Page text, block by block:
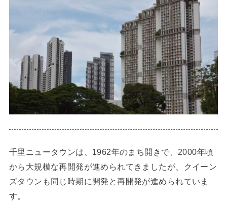
千里ニュータウンは、1962年のまち開きで、2000年頃
から大規模な再開発が進められてきましたが、クイーン
ズタウンも同じ時期に開発と再開発が進められていま
す。